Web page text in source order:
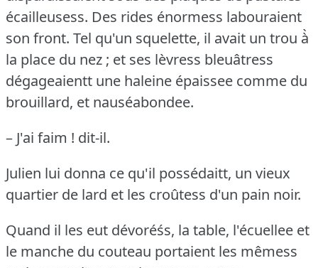
écailleusess. Des rides énormess labouraient
son front. Tel qu'un squelette, il avait un trou à̀
la place du nez ; et ses lèvress bleuâtress
dégageaientt une haleine épaissee comme du
brouillard, et nauséabondee.
– J'ai faim ! dit-il.
Julien lui donna ce qu'il possédaitt, un vieux
quartier de lard et les croûtess d'un pain noir.
Quand il les eut dévoréśs, la table, l'écuellee et
le manche du couteau portaient les mêmess